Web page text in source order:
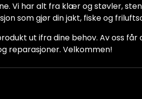
Vi har alt fra klær og støvler,
som gjør din jakt, fiske og
ut ifra dine behov. Av oss får
reparasjoner. Velkommen!